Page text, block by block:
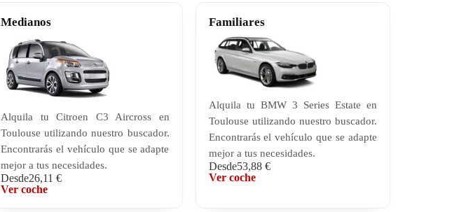
Medianos
Alquila tu Citroen C3 Aircross en
Toulouse utilizando nuestro buscador.
Encontrarás el vehículo que se adapte
mejor a tus necesidades.
Desde26,11 €
Ver coche
Familiares
Alquila tu BMW 3 Series Estate en
Toulouse utilizando nuestro buscador.
Encontrarás el vehículo que se adapte
mejor a tus necesidades.
Desde53,88 €
Ver coche